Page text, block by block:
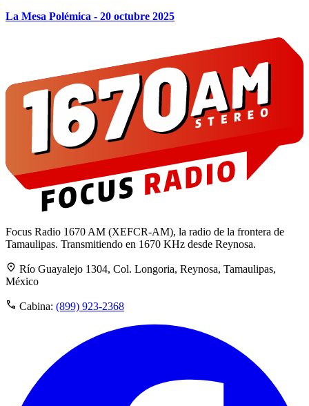
La Mesa Polémica - 20 octubre 2025
Focus Radio 1670 AM (XEFCR-AM), la radio de la frontera de
Tamaulipas. Transmitiendo en 1670 KHz desde Reynosa.
Río Guayalejo 1304, Col. Longoria, Reynosa, Tamaulipas,
México
Cabina: (899) 923-2368